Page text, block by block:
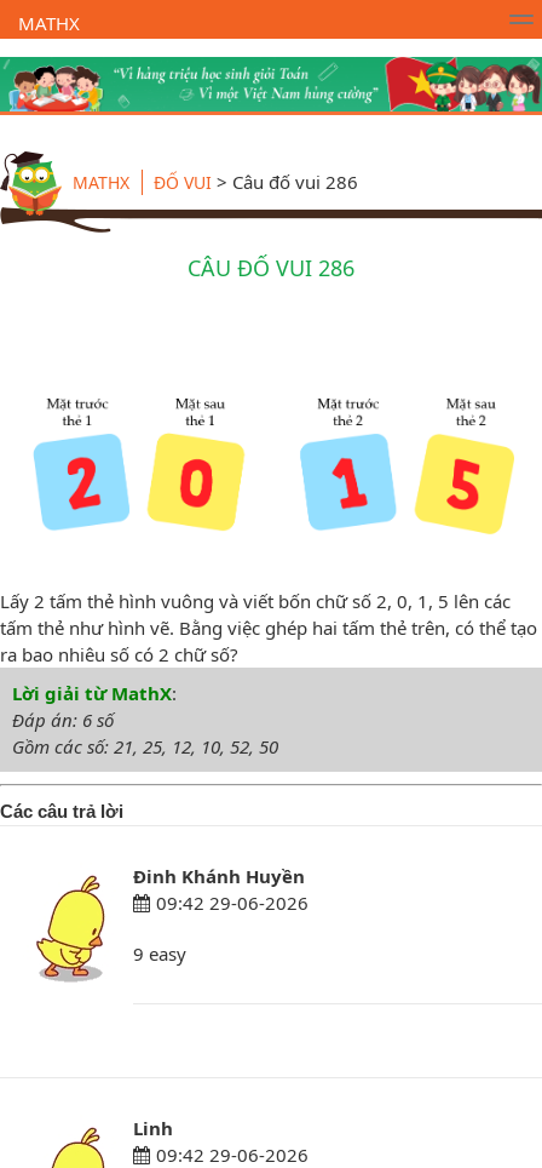
MATHX
Trường Toán Online MATHX Học toán - Lớp 1
MATHX ĐỐ VUI > Câu đố vui 286
CÂU ĐỐ VUI 286
Lấy 2 tấm thẻ hình vuông và viết bốn chữ số 2, 0, 1, 5 lên các
tấm thẻ như hình vẽ. Bằng việc ghép hai tấm thẻ trên, có thể tạo
ra bao nhiêu số có 2 chữ số?
Lời giải từ MathX:
Đáp án: 6 số
Gồm các số: 21, 25, 12, 10, 52, 50
Các câu trả lời
Đinh Khánh Huyền
09:42 29-06-2026
9 easy
Linh
09:42 29-06-2026